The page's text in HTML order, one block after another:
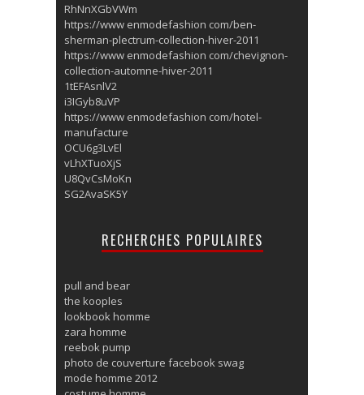
RhNnXGbVWm
https://www enmodefashion com/ben-
sherman-plectrum-collection-hiver-2011
https://www enmodefashion com/chevignon-
collection-automne-hiver-2011
1tEFAsnlV2
i3IGyb8uVP
https://www enmodefashion com/hotel-
manufacture
OCU6g3LvEl
vLhXTuoXjS
U8QvCsMoKn
SG2AvaSK5Y
RECHERCHES POPULAIRES
pull and bear
the kooples
lookbook homme
zara homme
reebok pump
photo de couverture facebook swag
mode homme 2012